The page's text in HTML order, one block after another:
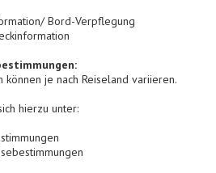
Bord-Verpflegung
können je nach Reiseland variieren.
hierzu unter: